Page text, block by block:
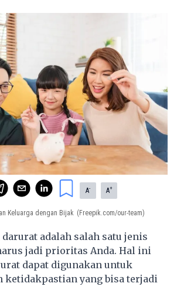
A- A+
Keluarga dengan Bijak (Freepik.com/our-team)
darurat adalah salah satu jenis
jadi prioritas Anda. Hal ini
dapat digunakan untuk
ketidakpastian yang bisa terjadi